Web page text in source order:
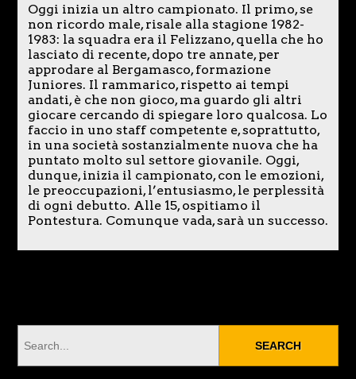
Oggi inizia un altro campionato. Il primo, se
non ricordo male, risale alla stagione 1982-
1983: la squadra era il Felizzano, quella che ho
lasciato di recente, dopo tre annate, per
approdare al Bergamasco, formazione
Juniores. Il rammarico, rispetto ai tempi
andati, è che non gioco, ma guardo gli altri
giocare cercando di spiegare loro qualcosa. Lo
faccio in uno staff competente e, soprattutto,
in una società sostanzialmente nuova che ha
puntato molto sul settore giovanile. Oggi,
dunque, inizia il campionato, con le emozioni,
le preoccupazioni, l’entusiasmo, le perplessità
di ogni debutto. Alle 15, ospitiamo il
Pontestura. Comunque vada, sarà un successo.